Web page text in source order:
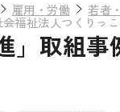
雇用・労働 若者
福祉法人つくりっ
」取組